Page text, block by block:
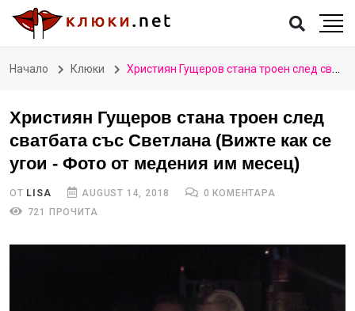
Начало Клюки Християн Гущеров стана троен след сватбата със Светлана (Вижте как се угои - Фото от медения им месец)
Християн Гущеров стана троен след
сватбата със Светлана (Вижте как се
угои - Фото от медения им месец)
ОТ LISA AUGUST 14, 2018
0 КОМЕНТАРА
721 ПРОЧИТА